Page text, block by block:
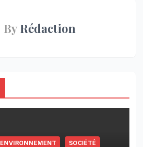
ByRédaction
ENVIRONNEMENT SOCIÉTÉ